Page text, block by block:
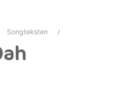
Songteksten